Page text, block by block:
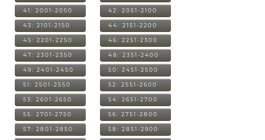
41: 2001-2050 42: 2051-2100
43: 2101-2150 44: 2151-2200
45: 2201-2250 46: 2251-2300
47: 2301-2350 48: 2351-2400
49: 2401-2450 50: 2451-2500
51: 2501-2550 52: 2551-2600
53: 2601-2650 54: 2651-2700
55: 2701-2750 56: 2751-2800
57: 2801-2850 58: 2851-2900